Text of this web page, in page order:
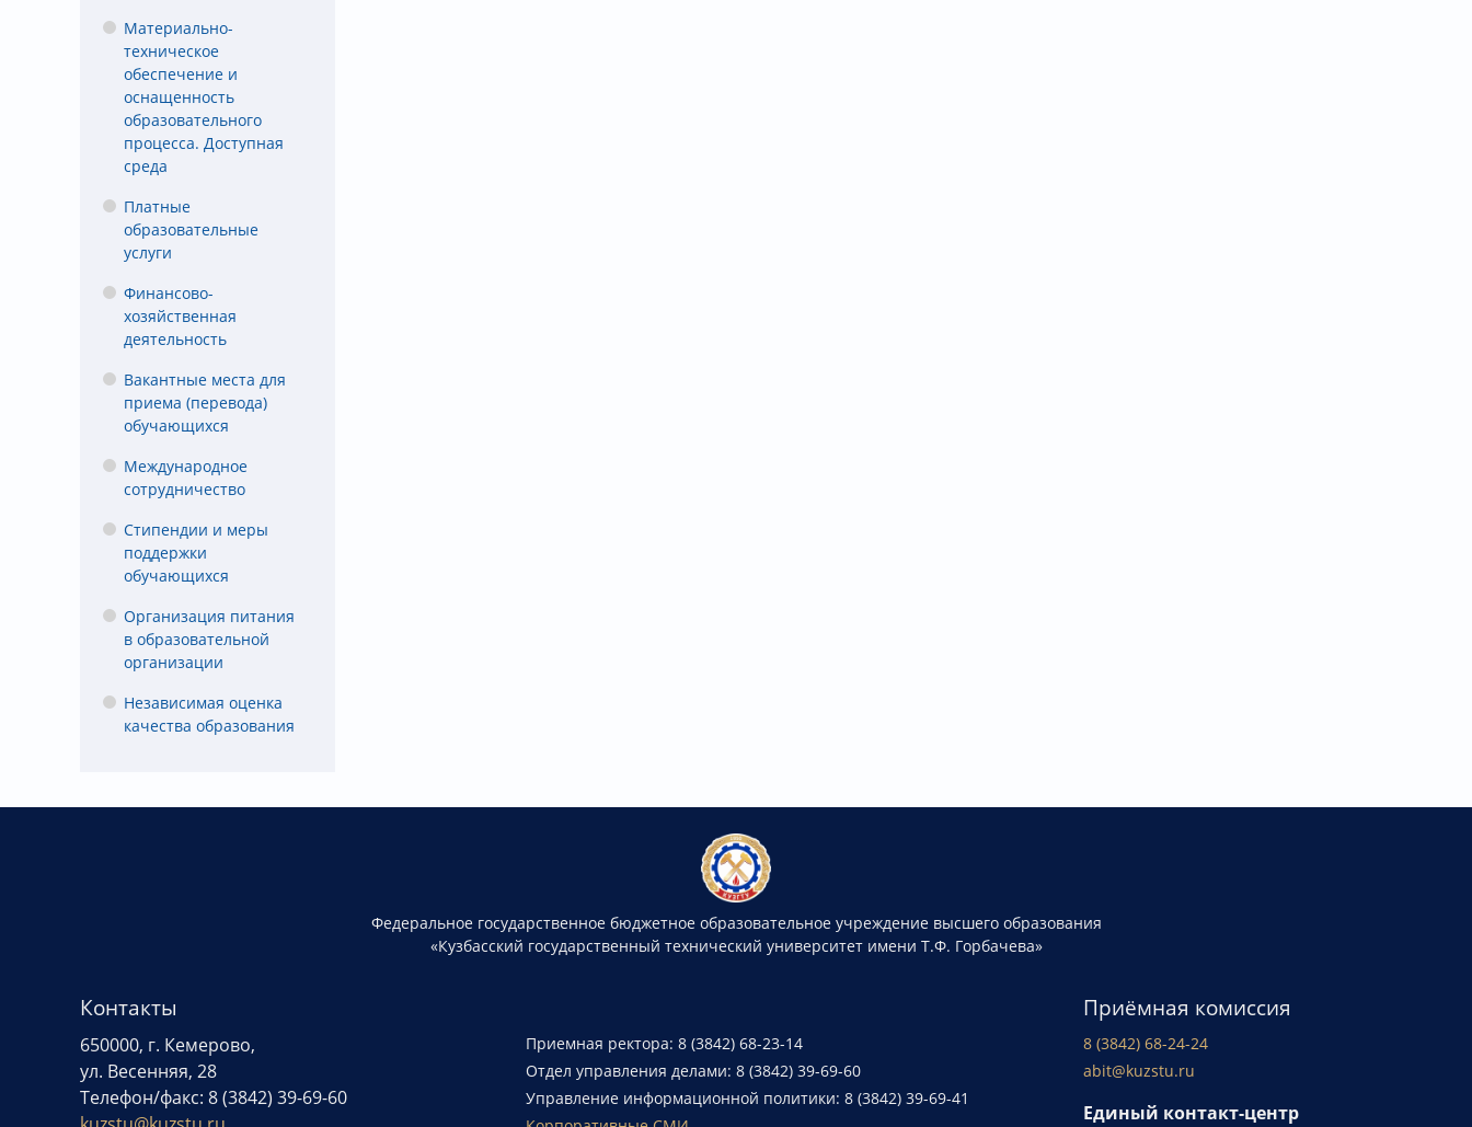
Материально-
техническое
обеспечение и
оснащенность
образовательного
процесса. Доступная
среда
Платные
образовательные
услуги
Финансово-
хозяйственная
деятельность
Вакантные места для
приема (перевода)
обучающихся
Международное
сотрудничество
Стипендии и меры
поддержки
обучающихся
Организация питания
в образовательной
организации
Независимая оценка
качества образования
Федеральное государственное бюджетное образовательное учреждение высшего образования
«Кузбасский государственный технический университет имени Т.Ф. Горбачева»
Контакты
650000, г. Кемерово,
ул. Весенняя, 28
Телефон/факс: 8 (3842) 39-69-60
Приемная ректора: 8 (3842) 68-23-14
Отдел управления делами: 8 (3842) 39-69-60
Управление информационной политики: 8 (3842) 39-69-41
Приёмная комиссия
8 (3842) 68-24-24
abit@kuzstu.ru
Единый контакт-центр